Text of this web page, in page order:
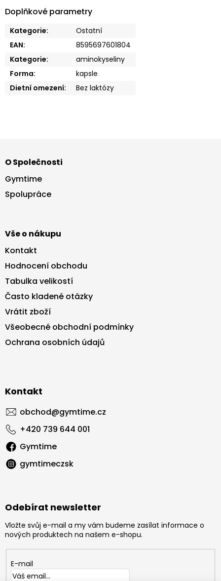
Doplňkové parametry
Kategorie:
Ostatní
EAN:
8595697601804
Kategorie:
aminokyseliny
Forma:
kapsle
Dietní omezení: Bez laktózy
p
a
O Společnosti
Gymtime
Spolupráce
Vše o nákupu
Kontakt
Hodnocení obchodu
Tabulka velikostí
Často kladené otázky
Vrátit zboží
Všeobecné obchodní podmínky
Ochrana osobních údajů
Kontakt
obchod@gymtime.cz
+420 739 644 001
Gymtime
gymtimeczsk
Odebírat newsletter
Vložte svůj e-mail a my vám budeme zasílat informace o
nových produktech na našem e-shopu.
E-mail